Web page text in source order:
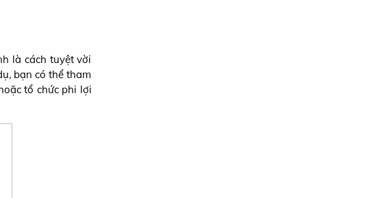
là cách tuyệt vời
bạn có thể tham
tổ chức phi lợi